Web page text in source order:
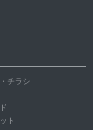
チラシ
ト